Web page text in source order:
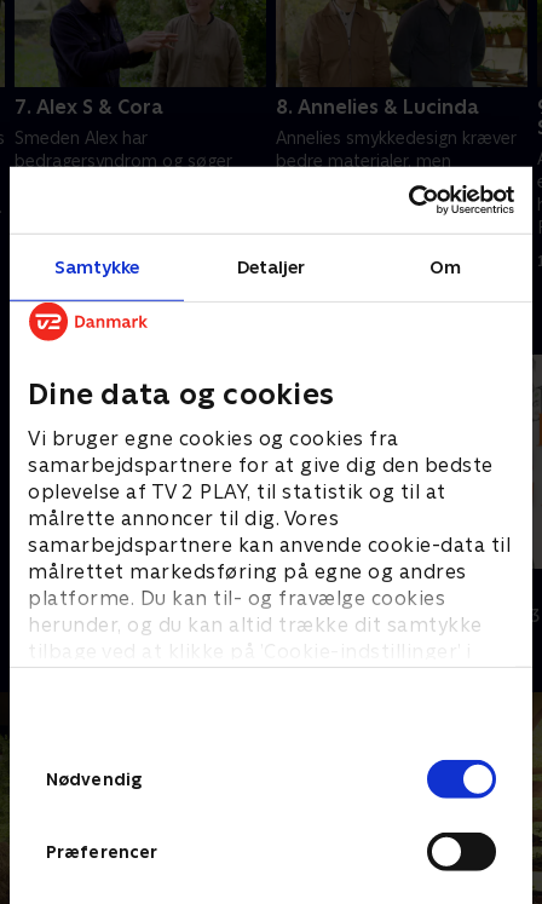
Samtykke Detaljer Om
Dine data og cookies
Vi bruger egne cookies og cookies fra
samarbejdspartnere for at give dig den bedste
oplevelse af TV 2 PLAY, til statistik og til at
målrette annoncer til dig. Vores
samarbejdspartnere kan anvende cookie-data til
målrettet markedsføring på egne og andres
platforme. Du kan til- og fravælge cookies
herunder, og du kan altid trække dit samtykke
tilbage ved at klikke på ’Cookie-indstillinger’ i
Nødvendig
Præferencer
7. Alex S & Cora
Smeden Alex har
bedragersyndrom og søger
møbeldesigner og sige sit job
1. maj 2023 • 43 min
8. Annelies & Lucinda
Annelies smykkedesign kræver
bedre materialer, men
indkomsten er lav. Lucindas
makeup-pensler kan blive til en
god forretning, men er det nok
1. maj 2023 • 43 min
Andre så også
Verdens største opdagelser
Dokumentar • 2 sæsoner
Rig på sex
Dokumentar •